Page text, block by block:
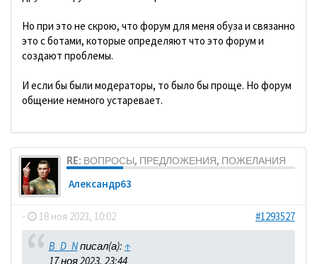
Но при это не скрою, что форум для меня обуза и связанно
это с ботами, которые определяют что это форум и
создают проблемы.
И если бы были модераторы, то было бы проще. Но форум
общение немного устаревает.
RE: ВОПРОСЫ, ПРЕДЛОЖЕНИЯ, ПОЖЕЛАНИЯ
Александр63
- 18 ноя 2023, 10:02 #1293527
B_D_Nписал(а): ↑
17 ноя 2023, 23:44